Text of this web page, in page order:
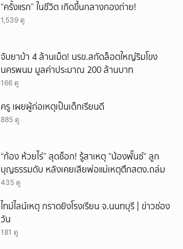
“ครั้งแรก” ในชีวิต เกิดขึ้นกลางกองถ่าย!
1,539 ดู
จับยาบ้า 4 ล้านเม็ด! นรข.สกัดล็อตใหญ่ริมโขง
นครพนม มูลค่าประมาณ 200 ล้านบาท
166 ดู
ครู เผยผู้ก่อเหตุเป็นเด็กเรียนดี
885 ดู
“ก้อง ห้วยไร่” สุดช็อก! รู้สาเหตุ “น้องพั๊นซ์“ ลูก
บุญธรรมดับ หลังเคยเสียพ่อแม่เหตุตึกสตง.ถล่ม
435 ดู
ไทม์ไลน์เหตุ กราดยิงโรงเรียน จ.นนทบุรี | ข่าวช่อง
วัน
181 ดู